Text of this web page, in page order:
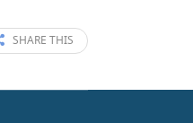
SHARE THIS